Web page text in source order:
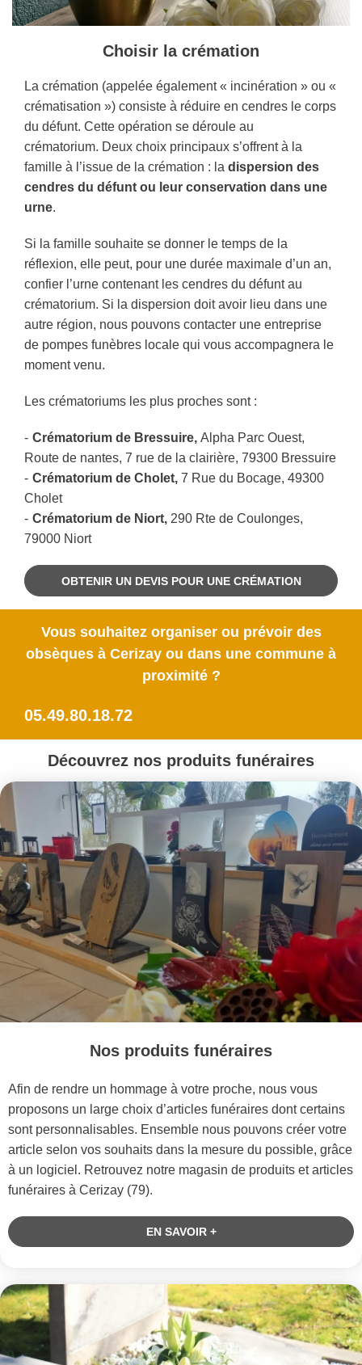
Choisir la crémation
La crémation (appelée également « incinération » ou «
crématisation ») consiste à réduire en cendres le corps
du défunt. Cette opération se déroule au
crématorium. Deux choix principaux s’offrent à la
famille à l’issue de la crémation : la dispersion des
cendres du défunt ou leur conservation dans une
urne.
Si la famille souhaite se donner le temps de la
réflexion, elle peut, pour une durée maximale d’un an,
confier l’urne contenant les cendres du défunt au
crématorium. Si la dispersion doit avoir lieu dans une
autre région, nous pouvons contacter une entreprise
de pompes funèbres locale qui vous accompagnera le
moment venu.
Les crématoriums les plus proches sont :
Crématorium de Bressuire, Alpha Parc Ouest,
Route de nantes, 7 rue de la clairière, 79300 Bressuire
Crématorium de Cholet, 7 Rue du Bocage, 49300
Cholet
Crématorium de Niort, 290 Rte de Coulonges,
79000 Niort
OBTENIR UN DEVIS POUR UNE CRÉMATION
Vous souhaitez organiser ou prévoir des
obsèques à Cerizay ou dans une commune à
proximité ?
05.49.80.18.72
Découvrez nos produits funéraires
Nos produits funéraires
Afin de rendre un hommage à votre proche, nous vous
proposons un large choix d’articles funéraires dont certains
sont personnalisables. Ensemble nous pouvons créer votre
article selon vos souhaits dans la mesure du possible, grâce
à un logiciel. Retrouvez notre magasin de produits et articles
funéraires à Cerizay (79).
EN SAVOIR +